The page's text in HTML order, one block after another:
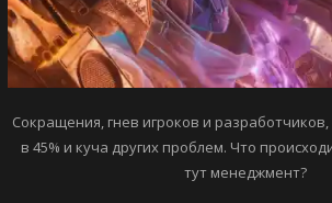
Сокращения, гнев игроков и
в 45% и куча других проблем. Что
тут менеджмент?